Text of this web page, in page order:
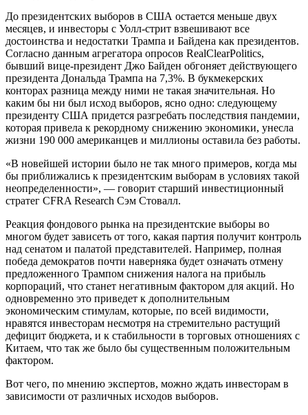
До президентских выборов в США остается меньше двух
месяцев, и инвесторы с Уолл-стрит взвешивают все
достоинства и недостатки Трампа и Байдена как президентов.
Согласно данным агрегатора опросов RealClearPolitics,
бывший вице-президент Джо Байден обгоняет действующего
президента Дональда Трампа на 7,3%. В букмекерских
конторах разница между ними не такая значительная. Но
каким бы ни был исход выборов, ясно одно: следующему
президенту США придется разгребать последствия пандемии,
которая привела к рекордному снижению экономики, унесла
жизни 190 000 американцев и миллионы оставила без работы.
«В новейшей истории было не так много примеров, когда мы
бы приближались к президентским выборам в условиях такой
неопределенности», — говорит старший инвестиционный
стратег CFRA Research Сэм Стовалл.
Реакция фондового рынка на президентские выборы во
многом будет зависеть от того, какая партия получит контроль
над сенатом и палатой представителей. Например, полная
победа демократов почти наверняка будет означать отмену
предложенного Трампом снижения налога на прибыль
корпораций, что станет негативным фактором для акций. Но
одновременно это приведет к дополнительным
экономическим стимулам, которые, по всей видимости,
нравятся инвесторам несмотря на стремительно растущий
дефицит бюджета, и к стабильности в торговых отношениях с
Китаем, что так же было бы существенным положительным
фактором.
Вот чего, по мнению экспертов, можно ждать инвесторам в
зависимости от различных исходов выборов.